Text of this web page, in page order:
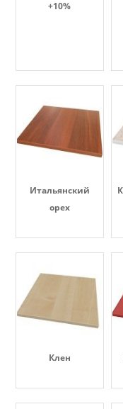
+10%
Итальянский
орех
Клен